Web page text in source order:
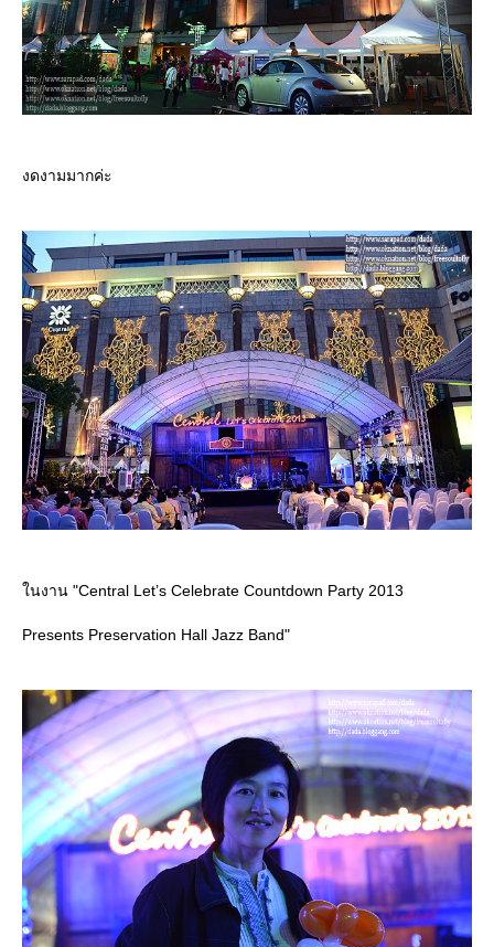
งดงามมากค่ะ
นงาน "Central Let’s Celebrate Countdown Party 2013
Presents Preservation Hall Jazz Band"